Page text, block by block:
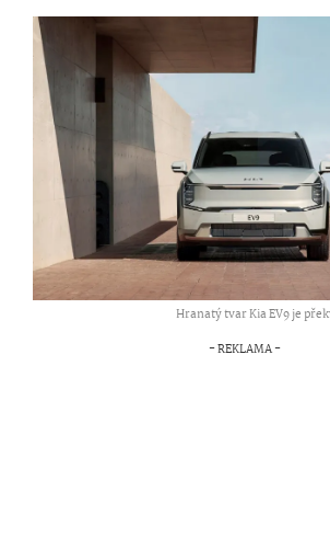
Hranatý tvar Kia EV9 je